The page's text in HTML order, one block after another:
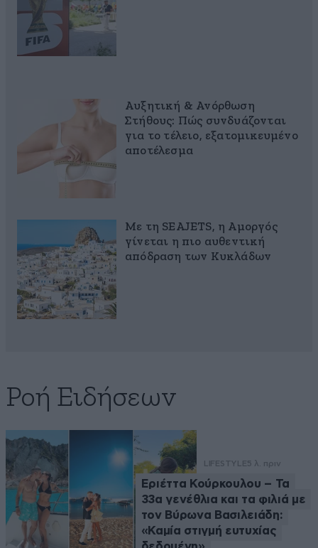
Αυξητική & Ανόρθωση
Στήθους: Πώς συνδυάζονται
για το τέλειο, εξατομικευμένο
αποτέλεσμα
Με τη SEAJETS, η Αμοργός
γίνεται η πιο αυθεντική
απόδραση των Κυκλάδων
Ροή Ειδήσεων
LIFESTYLE5 λ. πριν
Εριέττα Κούρκουλου – Τα
33α γενέθλια και τα φιλιά με
τον Βύρωνα Βασιλειάδη:
«Καμία στιγμή ευτυχίας